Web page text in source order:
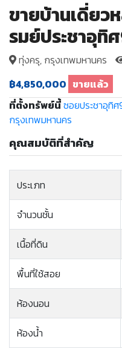
ขายบ้านเดี่ยว
รมย์ประชาอุทิ
ทุ่งครุ, กรุงเทพมหานคร
฿4,850,000 ขายแล้ว
ที่ตั้งทรัพย์นี้ซอยประชาอุทิ
กรุงเทพมหานคร
คุณสมบัติที่สำคัญ
ประเภท
จำนวนชั้น
เนื้อที่ดิน
พื้นที่ใช้สอย
ห้องนอน
ห้องน้ำ